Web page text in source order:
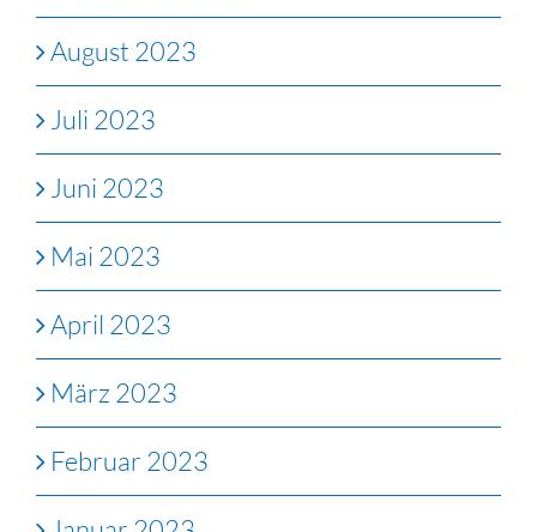
August 2023
Juli 2023
Juni 2023
Mai 2023
April 2023
März 2023
Februar 2023